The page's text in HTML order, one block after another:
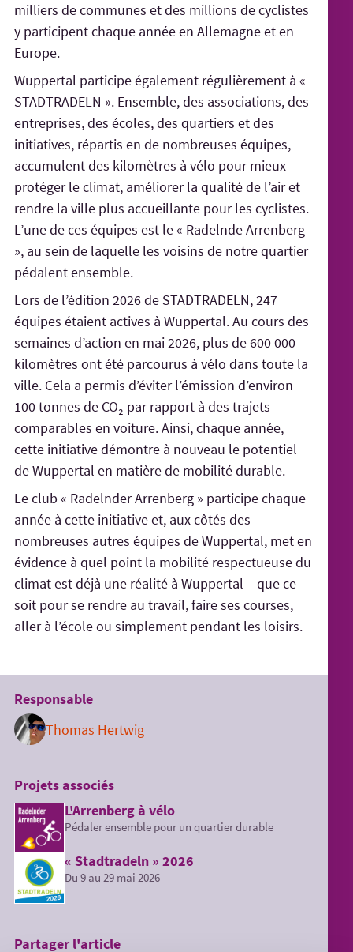
milliers de communes et des millions de cyclistes
y participent chaque année en Allemagne et en
Europe.
Wuppertal participe également régulièrement à «
STADTRADELN ». Ensemble, des associations, des
entreprises, des écoles, des quartiers et des
initiatives, répartis en de nombreuses équipes,
accumulent des kilomètres à vélo pour mieux
protéger le climat, améliorer la qualité de l’air et
rendre la ville plus accueillante pour les cyclistes.
L’une de ces équipes est le « Radelnde Arrenberg
», au sein de laquelle les voisins de notre quartier
pédalent ensemble.
Lors de l’édition 2026 de STADTRADELN, 247
équipes étaient actives à Wuppertal. Au cours des
semaines d’action en mai 2026, plus de 600 000
kilomètres ont été parcourus à vélo dans toute la
ville. Cela a permis d’éviter l’émission d’environ
100 tonnes de CO₂ par rapport à des trajets
comparables en voiture. Ainsi, chaque année,
cette initiative démontre à nouveau le potentiel
de Wuppertal en matière de mobilité durable.
Le club « Radelnder Arrenberg » participe chaque
année à cette initiative et, aux côtés des
nombreuses autres équipes de Wuppertal, met en
évidence à quel point la mobilité respectueuse du
climat est déjà une réalité à Wuppertal – que ce
soit pour se rendre au travail, faire ses courses,
aller à l’école ou simplement pendant les loisirs.
Responsable
Thomas Hertwig
Projets associés
L'Arrenberg à vélo
Pédaler ensemble pour un quartier durable
« Stadtradeln » 2026
Du 9 au 29 mai 2026
Partager l'article